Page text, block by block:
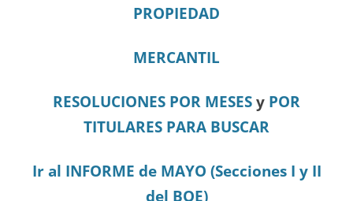
PROPIEDAD
MERCANTIL
RESOLUCIONES POR MESES y POR
TITULARES PARA BUSCAR
Ir al INFORME de MAYO (Secciones I y II
del BOE)